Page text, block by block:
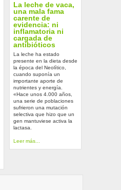
La leche de vaca,
una mala fama
carente de
evidencia: ni
inflamatoria ni
cargada de
antibióticos
La leche ha estado
presente en la dieta desde
la época del Neolítico,
cuando suponía un
importante aporte de
nutrientes y energía.
«Hace unos 4.000 años,
una serie de poblaciones
sufrieron una mutación
selectiva que hizo que un
gen mantuviese activa la
lactasa.
Leer más...